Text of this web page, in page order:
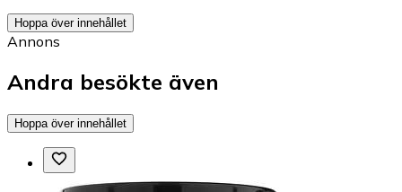
Hoppa över innehållet
Annons
Andra besökte även
Hoppa över innehållet